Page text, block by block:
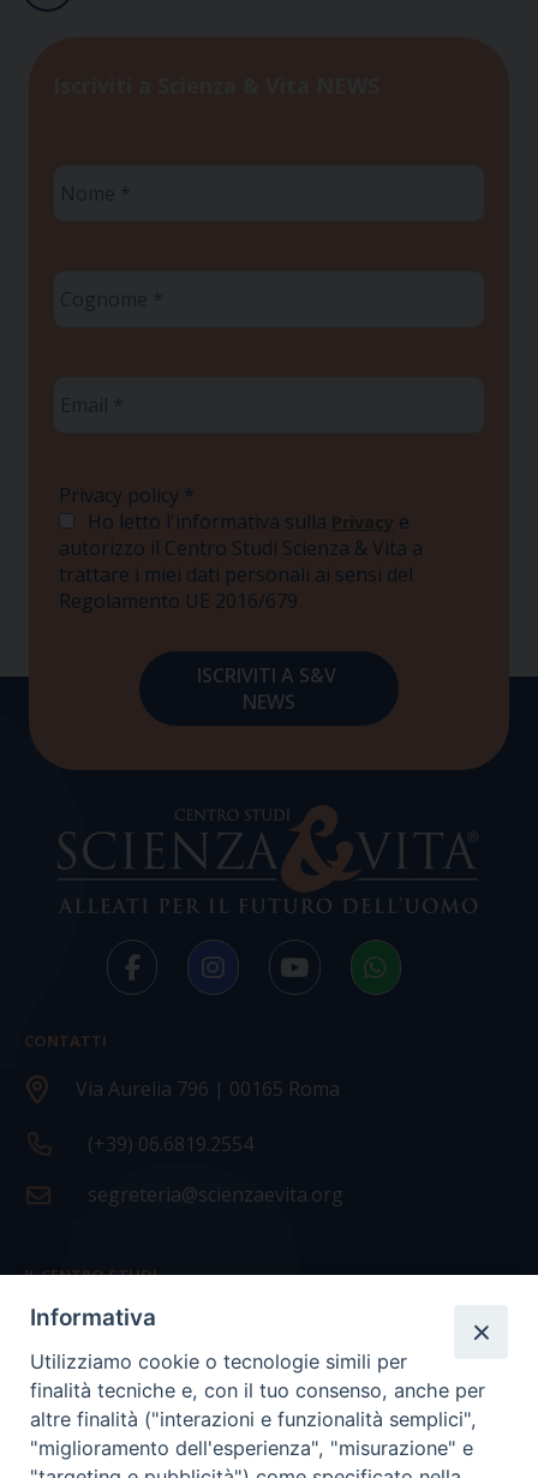
Privacy policy *
Ho letto l'informativa sulla Privacy e
autorizzo il Centro Studi Scienza & Vita a
trattare i miei dati personali ai sensi del
Regolamento UE 2016/679
CONTATTI
Via Aurelia 796 | 00165 Roma
(+39) 06.6819.2554
segreteria@scienzaevita.org
IL CENTRO STUDI
La nostra storia
Statuto
Presidenza e ufficio presidenza
Consiglio scientifico
Informativa
Utilizziamo cookie o tecnologie simili per
finalità tecniche e, con il tuo consenso, anche per
altre finalità ("interazioni e funzionalità semplici",
"miglioramento dell'esperienza", "misurazione" e